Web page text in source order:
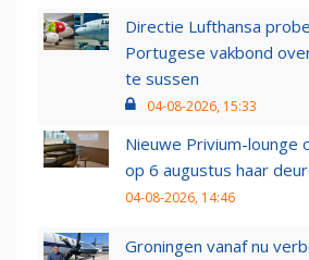
Directie Lufthansa
Portugese vakbond
te sussen
04-08-2026, 15:33
Nieuwe Privium-lounge
op 6 augustus haar
04-08-2026, 14:46
Groningen vanaf nu